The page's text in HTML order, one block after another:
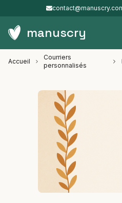
manuscry
Accueil
Courriers
personnalisés